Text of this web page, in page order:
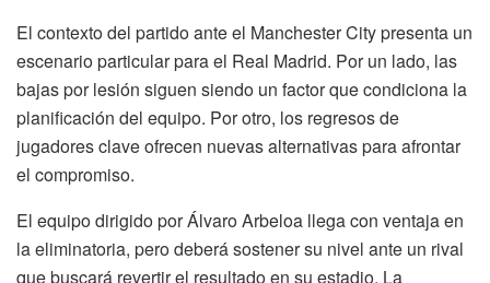
El contexto del partido ante el Manchester City presenta un
escenario particular para el Real Madrid. Por un lado, las
bajas por lesión siguen siendo un factor que condiciona la
planificación del equipo. Por otro, los regresos de
jugadores clave ofrecen nuevas alternativas para afrontar
el compromiso.
El equipo dirigido por Álvaro Arbeloa llega con ventaja en
la eliminatoria, pero deberá sostener su nivel ante un rival
que buscará revertir el resultado en su estadio. La